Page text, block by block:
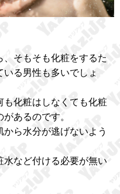
そもそも化粧をするた
る男性も多いでしょ
も化粧はしなくても化粧
あるのです。
ら水分が逃げないよう
など付ける必要が無い